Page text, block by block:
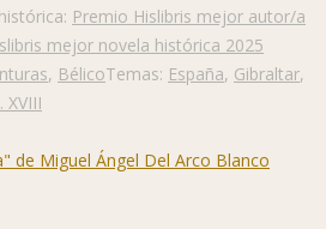
Premio Hislibris mejor autor/a
mejor novela histórica 2025
, BélicoTemas: España, Gibraltar,
XVIII